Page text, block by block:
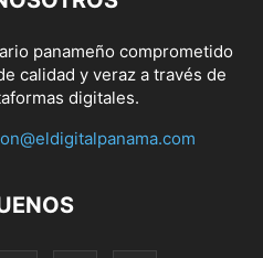
panameño comprometido
calidad y veraz a través de
digitales.